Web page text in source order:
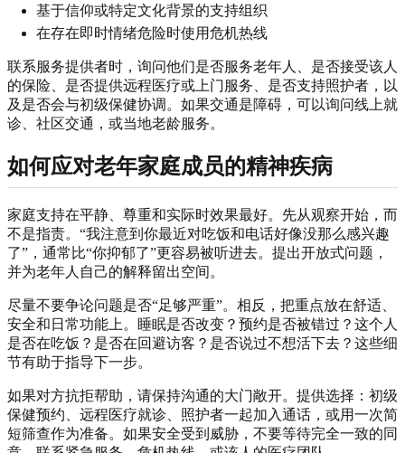
基于信仰或特定文化背景的支持组织
在存在即时情绪危险时使用危机热线
联系服务提供者时，询问他们是否服务老年人、是否接受该人
的保险、是否提供远程医疗或上门服务、是否支持照护者，以
及是否会与初级保健协调。如果交通是障碍，可以询问线上就
诊、社区交通，或当地老龄服务。
如何应对老年家庭成员的精神疾病
家庭支持在平静、尊重和实际时效果最好。先从观察开始，而
不是指责。“我注意到你最近对吃饭和电话好像没那么感兴趣
了”，通常比“你抑郁了”更容易被听进去。提出开放式问题，
并为老年人自己的解释留出空间。
尽量不要争论问题是否“足够严重”。相反，把重点放在舒适、
安全和日常功能上。睡眠是否改变？预约是否被错过？这个人
是否在吃饭？是否在回避访客？是否说过不想活下去？这些细
节有助于指导下一步。
如果对方抗拒帮助，请保持沟通的大门敞开。提供选择：初级
保健预约、远程医疗就诊、照护者一起加入通话，或用一次简
短筛查作为准备。如果安全受到威胁，不要等待完全一致的同